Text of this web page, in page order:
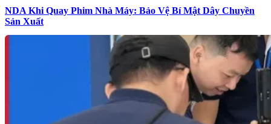
NDA Khi Quay Phim Nhà Máy: Bảo Vệ Bí Mật Dây Chuyền
Sản Xuất